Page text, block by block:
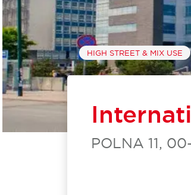
HIGH STREET & MIX USE
POLNA 11,